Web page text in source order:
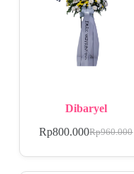
Dibaryel
Rp960.000
Rp800.000